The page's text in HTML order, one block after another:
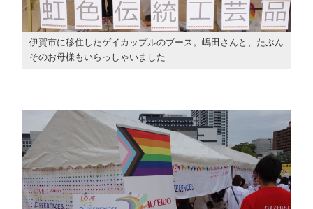
伊賀市に移住したゲイカップルのブース。嶋田さんと、たぶん
そのお母様もいらっしゃいました